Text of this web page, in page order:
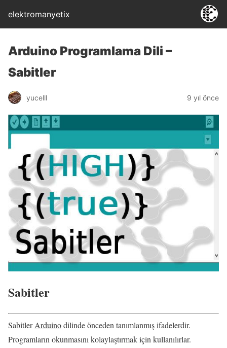
elektromanyetix
Arduino Programlama Dili –
Sabitler
yucelll 9 yıl önce
Sabitler
SabitlerArduinodilinde önceden tanımlanmış ifadelerdir.
Programların okunmasını kolaylaştırmak için kullanılırlar.